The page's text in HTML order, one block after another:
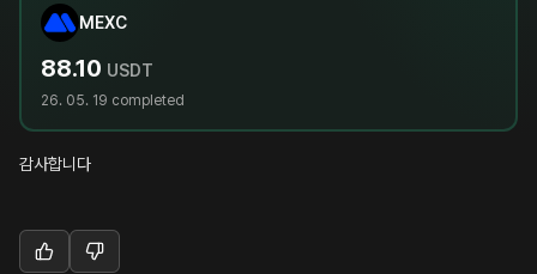
MEXC
88.10 USDT
26. 05. 19 completed
감사합니다